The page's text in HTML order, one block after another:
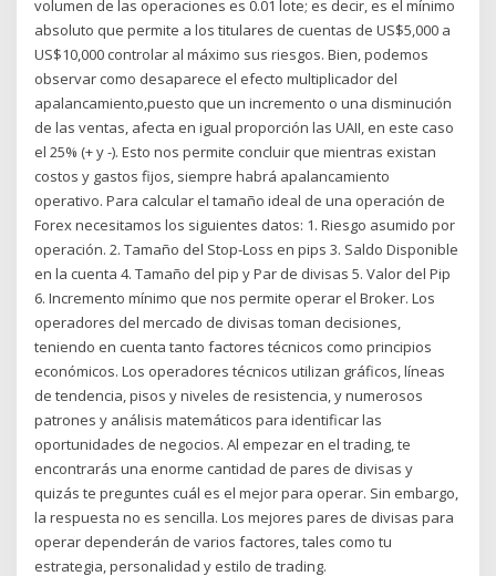
volumen de las operaciones es 0.01 lote; es decir, es el mínimo
absoluto que permite a los titulares de cuentas de US$5,000 a
US$10,000 controlar al máximo sus riesgos. Bien, podemos
observar como desaparece el efecto multiplicador del
apalancamiento,puesto que un incremento o una disminución
de las ventas, afecta en igual proporción las UAII, en este caso
el 25% (+ y -). Esto nos permite concluir que mientras existan
costos y gastos fijos, siempre habrá apalancamiento
operativo. Para calcular el tamaño ideal de una operación de
Forex necesitamos los siguientes datos: 1. Riesgo asumido por
operación. 2. Tamaño del Stop-Loss en pips 3. Saldo Disponible
en la cuenta 4. Tamaño del pip y Par de divisas 5. Valor del Pip
6. Incremento mínimo que nos permite operar el Broker. Los
operadores del mercado de divisas toman decisiones,
teniendo en cuenta tanto factores técnicos como principios
económicos. Los operadores técnicos utilizan gráficos, líneas
de tendencia, pisos y niveles de resistencia, y numerosos
patrones y análisis matemáticos para identificar las
oportunidades de negocios. Al empezar en el trading, te
encontrarás una enorme cantidad de pares de divisas y
quizás te preguntes cuál es el mejor para operar. Sin embargo,
la respuesta no es sencilla. Los mejores pares de divisas para
operar dependerán de varios factores, tales como tu
estrategia, personalidad y estilo de trading.